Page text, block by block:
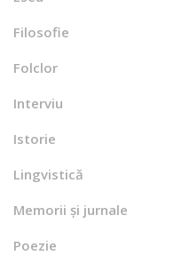
Filosofie
Folclor
Interviu
Istorie
Lingvistică
Memorii și jurnale
Poezie